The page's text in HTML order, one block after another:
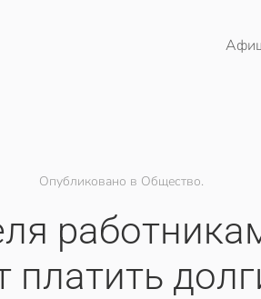
Опубликовано в Общество.